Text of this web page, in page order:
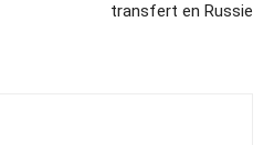
transfert en Russie